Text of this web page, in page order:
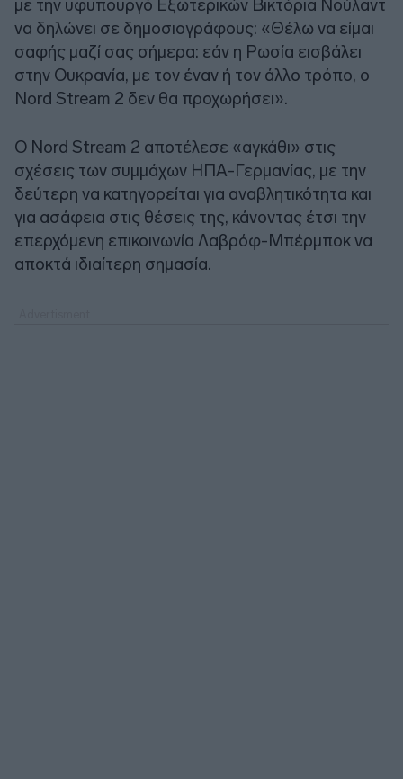
με την υφυπουργό Εξωτερικών Βικτόρια Νούλαντ
να δηλώνει σε δημοσιογράφους: «Θέλω να είμαι
σαφής μαζί σας σήμερα: εάν η Ρωσία εισβάλει
στην Ουκρανία, με τον έναν ή τον άλλο τρόπο, ο
Nord Stream 2 δεν θα προχωρήσει».
Ο Nord Stream 2 αποτέλεσε «αγκάθι» στις
σχέσεις των συμμάχων ΗΠΑ-Γερμανίας, με την
δεύτερη να κατηγορείται για αναβλητικότητα και
για ασάφεια στις θέσεις της, κάνοντας έτσι την
επερχόμενη επικοινωνία Λαβρόφ-Μπέρμποκ να
αποκτά ιδιαίτερη σημασία.